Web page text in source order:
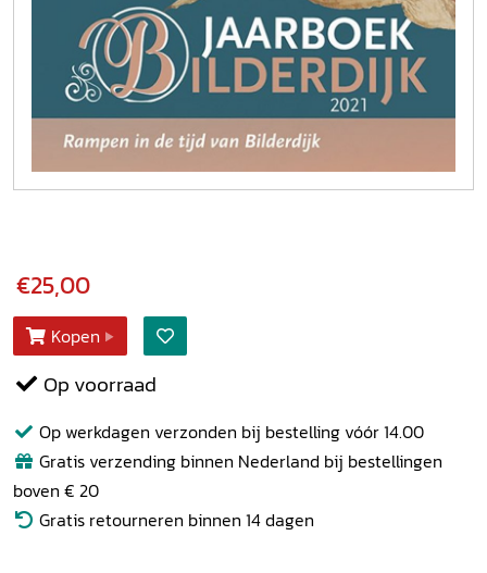
€25,00
Kopen
Op voorraad
Op werkdagen verzonden bij bestelling vóór 14.00
Gratis verzending binnen Nederland bij bestellingen
boven € 20
Gratis retourneren binnen 14 dagen